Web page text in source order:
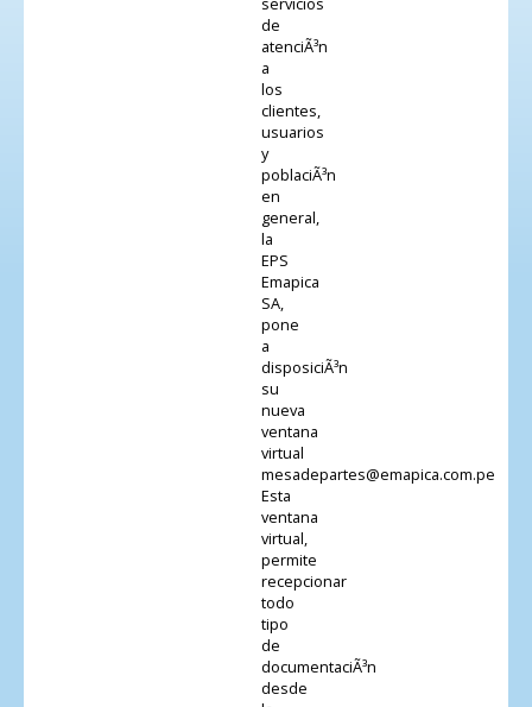
de
atenciÃ³n
a
los
clientes,
usuarios
y
poblaciÃ³n
en
general,
la
EPS
Emapica
SA,
pone
a
disposiciÃ³n
su
nueva
ventana
virtual
mesadepartes@emapica.com.pe
Esta
ventana
virtual,
permite
recepcionar
todo
tipo
de
documentaciÃ³n
desde